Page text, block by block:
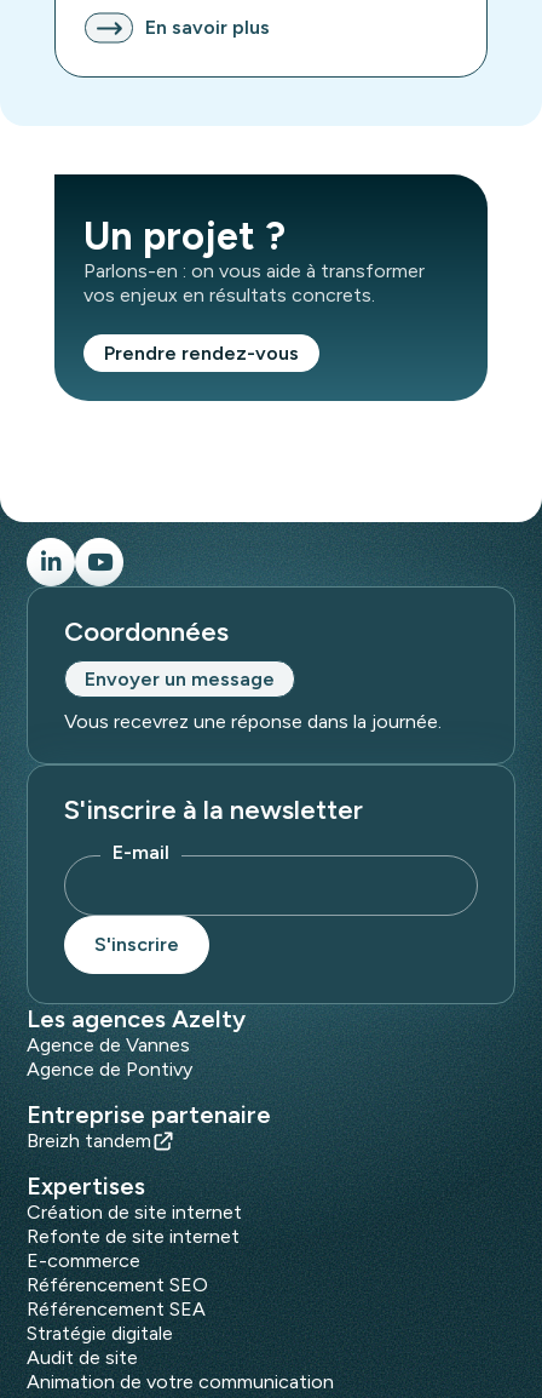
En savoir plus
Un projet ?
Parlons-en : on vous aide à transformer
vos enjeux en résultats concrets.
Prendre rendez-vous
Coordonnées
Envoyer un message
Vous recevrez une réponse dans la journée.
S'inscrire à la newsletter
E-mail
Les agences Azelty
Agence de Vannes
Agence de Pontivy
Entreprise partenaire
Breizh tandem
Expertises
Création de site internet
Refonte de site internet
E-commerce
Référencement SEO
Référencement SEA
Stratégie digitale
Audit de site
Animation de votre communication